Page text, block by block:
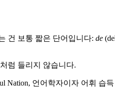
건 보통 짧은 단어입니다: de
럼 들리지 않습니다.
Nation, 언어학자이자 어휘 습